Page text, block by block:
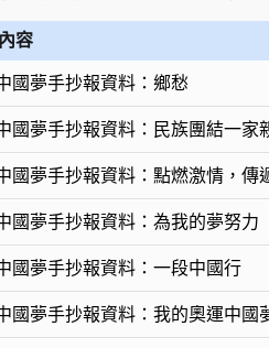
容
國夢手抄報資料：鄉愁
國夢手抄報資料：民族團結一家
國夢手抄報資料：點燃激情，傳
國夢手抄報資料：為我的夢努力
國夢手抄報資料：一段中國行
國夢手抄報資料：我的奧運中國